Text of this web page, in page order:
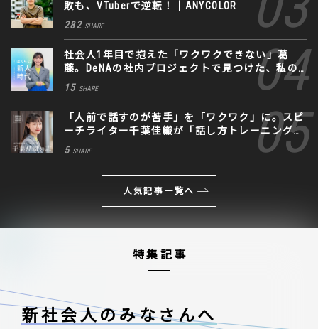
敗も、VTuberで逆転！｜ANYCOLOR
282 SHARE
社会人1年目で抱えた「ワクワクできない」葛
藤。DeNAの社内プロジェクトで見つけた、私の
生きる道
15 SHARE
「人前で話すのが苦手」を「ワクワク」に。スピ
ーチライター千葉佳織が「話し方トレーニング」
に込めた思い
5 SHARE
人気記事一覧へ
特集記事
新社会人のみなさんへ